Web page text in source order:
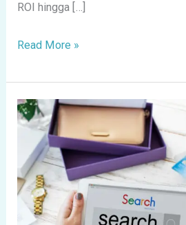
ROI hingga […]
Read More »
Bagaimana
SEO
Bisa
Meningkatkan
Omset
Bisnis